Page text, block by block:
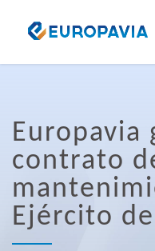
Europavia
contrato
Ejército